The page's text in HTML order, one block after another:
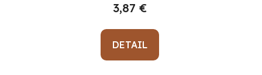
3,87 €
DETAIL